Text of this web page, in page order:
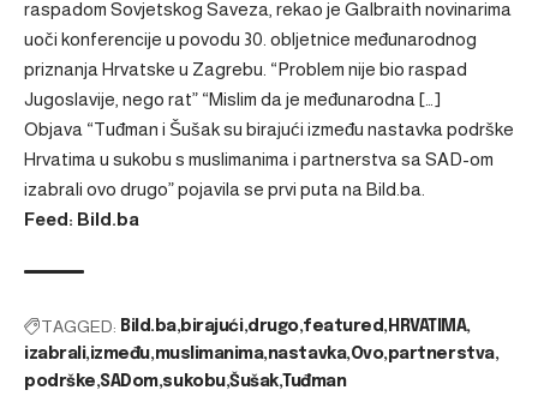
raspadom Sovjetskog Saveza, rekao je Galbraith novinarima
uoči konferencije u povodu 30. obljetnice međunarodnog
priznanja Hrvatske u Zagrebu. “Problem nije bio raspad
Jugoslavije, nego rat” “Mislim da je međunarodna […]
Objava “Tuđman i Šušak su birajući između nastavka podrške
Hrvatima u sukobu s muslimanima i partnerstva sa SAD-om
izabrali ovo drugo”pojavila se prvi puta na Bild.ba
Feed: Bild.ba
TAGGED: Bild.ba birajući drugo featured
HRVATIMA
izabrali između muslimanima nastavka Ovo partnerstva
podrške SADom sukobu Šušak Tuđman